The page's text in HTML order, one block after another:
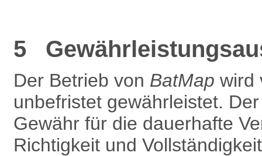
5
Der Betrieb von BatMap wird
unbefristet gewährleistet.
Gewähr für die dauerhafte
Richtigkeit und